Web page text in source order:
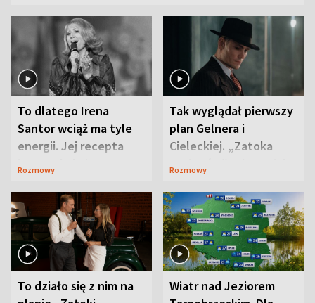
To dlatego Irena
Santor wciąż ma tyle
energii. Jej recepta
jest zaskakująco
Rozmowy
Tak wyglądał pierwszy
plan Gelnera i
Cieleckiej. „Zatoka
szpiegów” od razu ich
Rozmowy
To działo się z nim na
Wiatr nad Jeziorem